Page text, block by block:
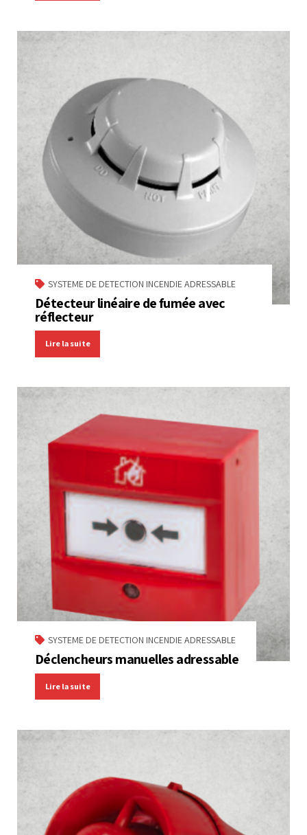
SYSTEME DE DETECTION INCENDIE ADRESSABLE
Détecteur linéaire de fumée avec
réflecteur
Lire la suite
SYSTEME DE DETECTION INCENDIE ADRESSABLE
Déclencheurs manuelles adressable
Lire la suite